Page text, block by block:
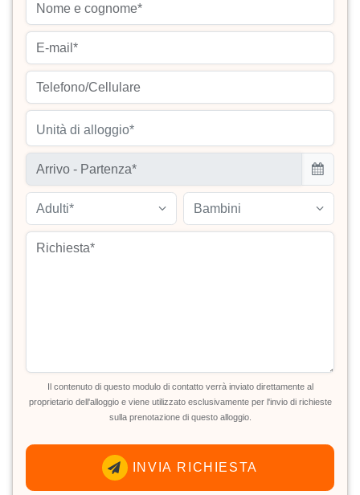
Unità di alloggio*
Adulti* Bambini
Il contenuto di questo modulo di contatto verrà inviato direttamente al
proprietario dell'alloggio e viene utilizzato esclusivamente per l'invio di richieste
sulla prenotazione di questo alloggio.
INVIA RICHIESTA